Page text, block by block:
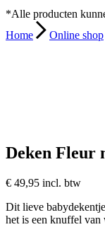
*Alle producten
Home
Online shop
Deken Fleur
€ 49,95 incl. btw
Dit lieve
het is een knuffel